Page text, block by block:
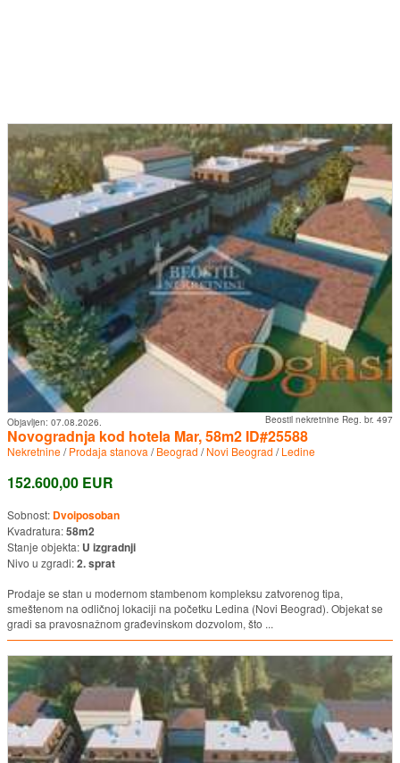
Beostil nekretnine Reg. br. 497
Objavljen: 07.08.2026.
Novogradnja kod hotela Mar, 58m2 ID#25588
Nekretnine/Prodaja stanova /Beograd /Novi Beograd /Ledine
152.600,00 EUR
Sobnost: Dvoiposoban
Kvadratura:58m2
Stanje objekta: U izgradnji
Nivo u zgradi:2. sprat
Prodaje se stan u modernom stambenom kompleksu zatvorenog tipa,
smeštenom na odličnoj lokaciji na početku Ledina (Novi Beograd). Objekat se
gradi sa pravosnažnom građevinskom dozvolom, što ...